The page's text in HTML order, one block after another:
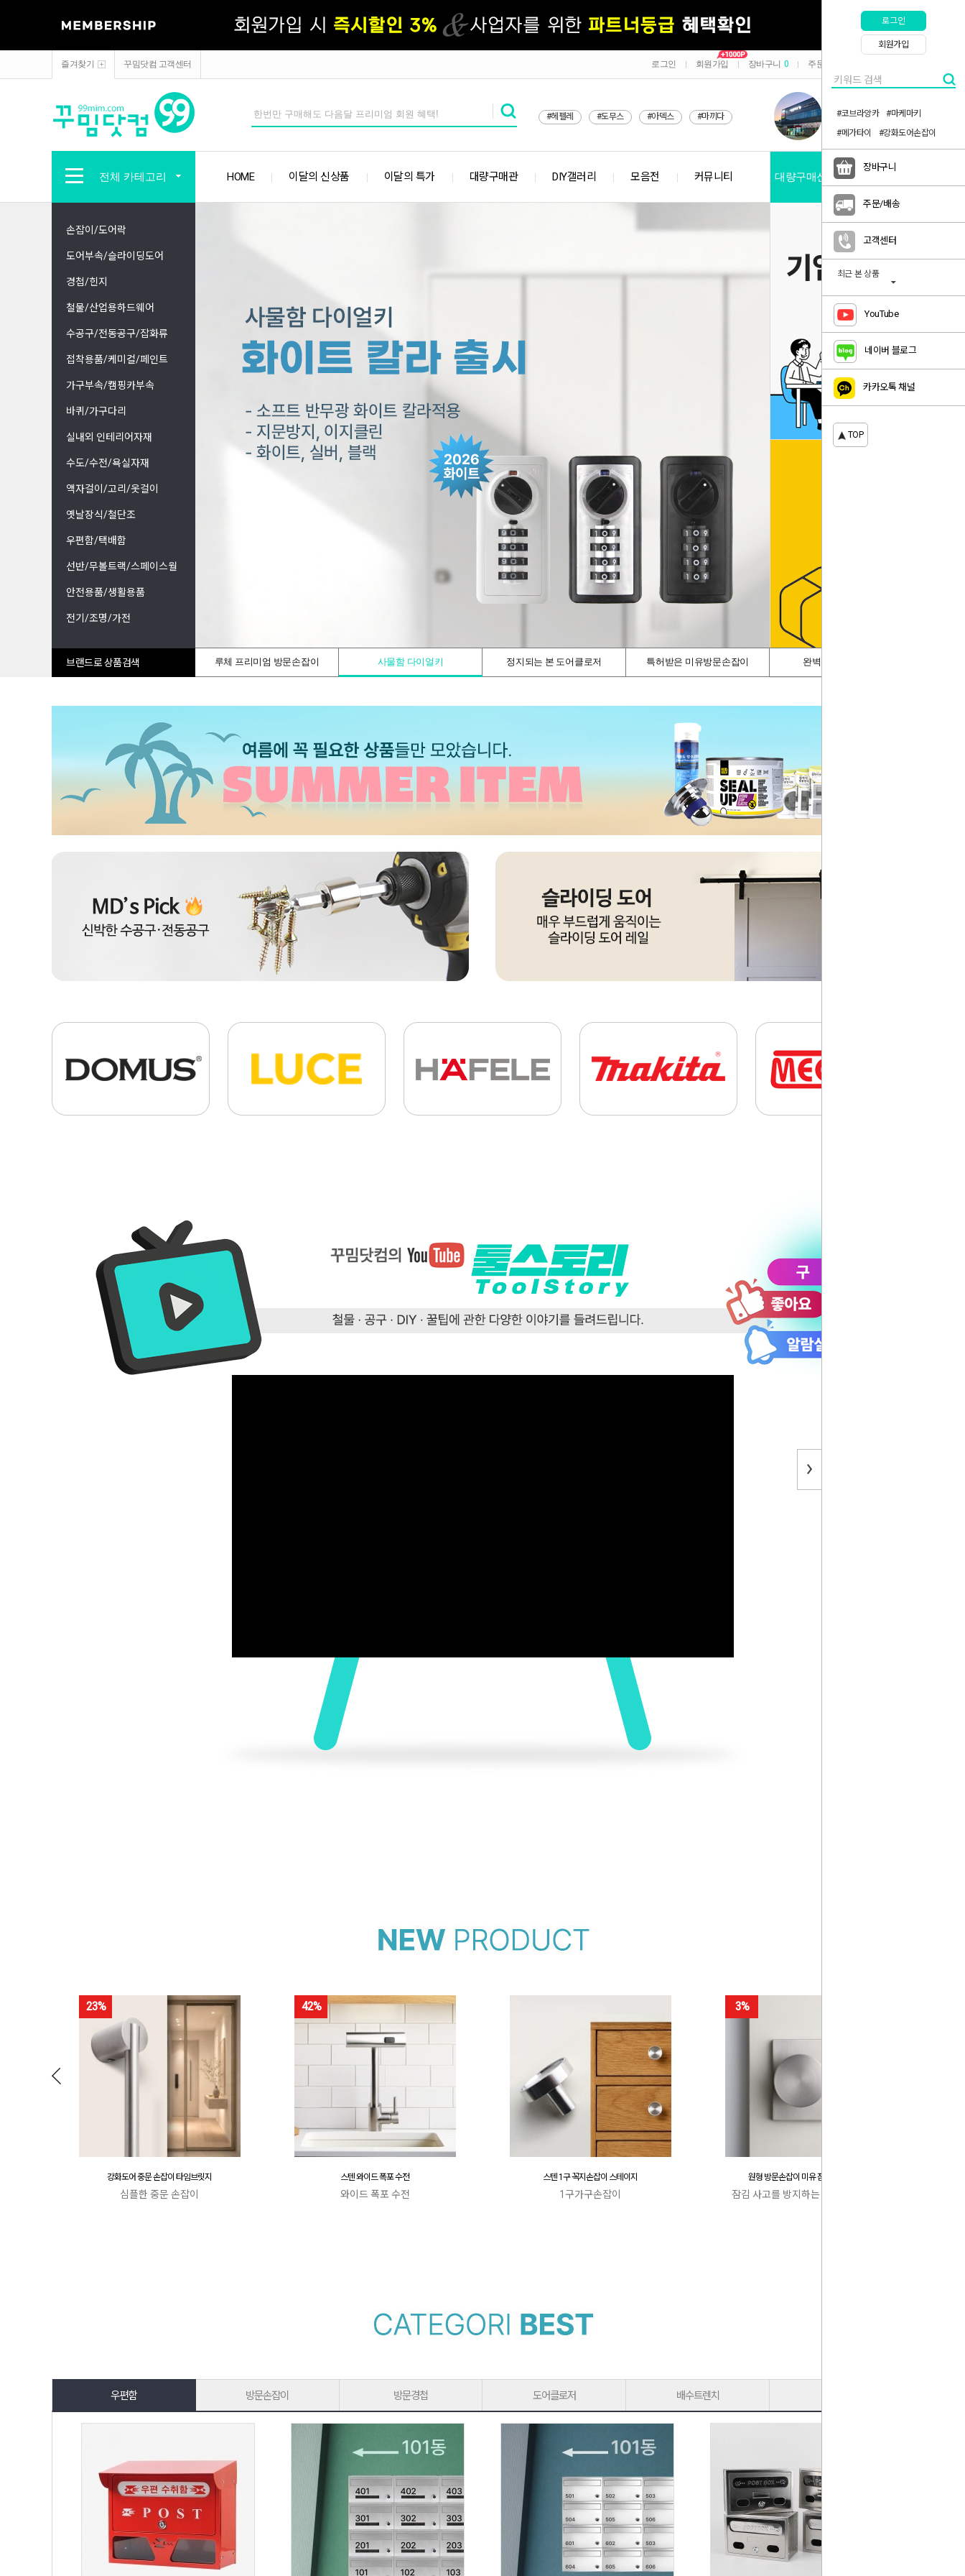
즐겨찾기 꾸밈닷컴 고객센터 로그인 회원가입 장바구니 0 주문/배송
#헤펠레 #도무스 #아덱스 #마끼다
전체 카테고리 HOME 이달의 신상품 이달의 특가 대량구매관 DIY갤러리 모음전 커뮤니티 대량구매신청
로그인
회원가입
#코브라앙카
#마케마키
#메가타이
#강화도어손잡이
장바구니
주문/배송
고객센터
최근 본 상품
YouTube
네이버 블로그
카카오톡 채널
TOP
손잡이/도어락
도어부속/슬라이딩도어
경첩/힌지
철물/산업용하드웨어
수공구/전동공구/잡화류
접착용품/케미컬/페인트
가구부속/캠핑카부속
바퀴/가구다리
실내외 인테리어자재
수도/수전/욕실자재
액자걸이/고리/옷걸이
옛날장식/철단조
우편함/택배함
선반/무볼트랙/스페이스월
안전용품/생활용품
전기/조명/가전
브랜드로 상품검색 루체 프리미엄 방문손잡이 사물함 다이얼키 정지되는 본 도어클로저 특허받은 미유방문손잡이 완벽차단/싱크가드
23%
강화도어 중문 손잡이 타임브릿지
심플한 중문 손잡이
42%
스텐 와이드 폭포 수전
와이드 폭포 수전
스텐 1구 꼭지손잡이 스테이지
1구가구손잡이
3%
원형 방문손잡이 미유 잠김 사고 방지
잠김 사고를 방지하는 특허 캐치박스
우편함 방문손잡이 방문경첩 도어클로저 배수트렌치